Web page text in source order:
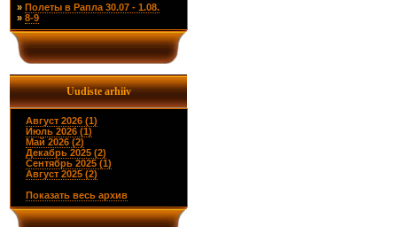
» Полеты в Рапла 30.07 - 1.08.
» 8-9
Uudiste arhiiv
Август 2026 (1)
Июль 2026 (1)
Май 2026 (2)
Декабрь 2025 (2)
Сентябрь 2025 (1)
Август 2025 (2)
Показать весь архив